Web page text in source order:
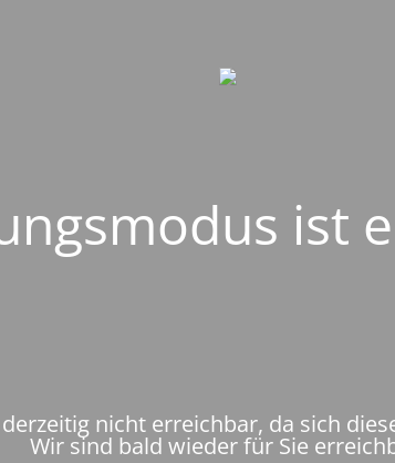
ist
nicht erreichbar, da sich
Wir sind bald wieder für Sie